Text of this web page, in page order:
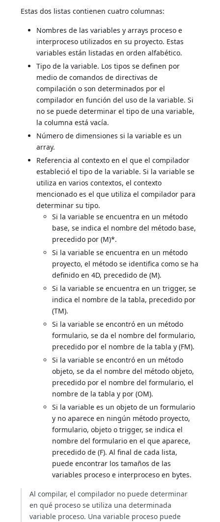
Estas dos listas contienen cuatro columnas:
Nombres de las variables y arrays proceso e
interproceso utilizados en su proyecto. Estas
variables están listadas en orden alfabético.
Tipo de la variable. Los tipos se definen por
medio de comandos de directivas de
compilación o son determinados por el
compilador en función del uso de la variable. Si
no se puede determinar el tipo de una variable,
la columna está vacía.
Número de dimensiones si la variable es un
array.
Referencia al contexto en el que el compilador
estableció el tipo de la variable. Si la variable se
utiliza en varios contextos, el contexto
mencionado es el que utiliza el compilador para
determinar su tipo.
Si la variable se encuentra en un método
base, se indica el nombre del método base,
precedido por (M)*.
Si la variable se encuentra en un método
proyecto, el método se identifica como se ha
definido en 4D, precedido de (M).
Si la variable se encuentra en un trigger, se
indica el nombre de la tabla, precedido por
(TM).
Si la variable se encontró en un método
formulario, se da el nombre del formulario,
precedido por el nombre de la tabla y (FM).
Si la variable se encontró en un método
objeto, se da el nombre del método objeto,
precedido por el nombre del formulario, el
nombre de la tabla y por (OM).
Si la variable es un objeto de un formulario
y no aparece en ningún método proyecto,
formulario, objeto o trigger, se indica el
nombre del formulario en el que aparece,
precedido de (F). Al final de cada lista,
puede encontrar los tamaños de las
variables proceso e interproceso en bytes.
Al compilar, el compilador no puede determinar
en qué proceso se utiliza una determinada
variable proceso. Una variable proceso puede